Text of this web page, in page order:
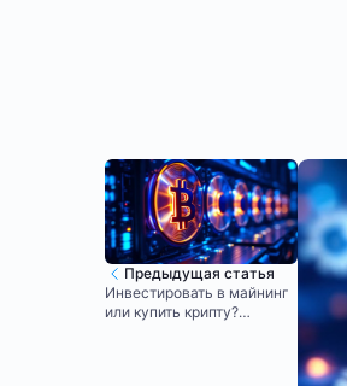
Предыдущая статья
Инвестировать в майнинг
или купить крипту?